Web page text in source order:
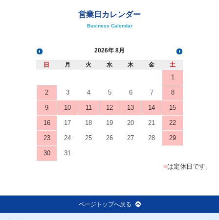
営業日カレンダー
Business Calendar
2026 8月
日 月 火 水 木 金 土
1
2 3 4 5 6 7 8
9 10 11 12 13 14 15
16 17 18 19 20 21 22
23 24 25 26 27 28 29
30
31
■は定休日です。
ページトップへ戻る